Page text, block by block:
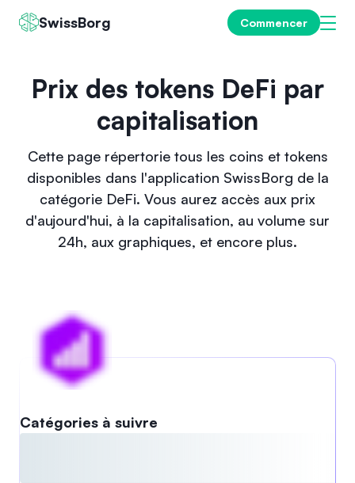
SwissBorg Commencer
Prix des tokens DeFi par
capitalisation
Cette page répertorie tous les coins et tokens
disponibles dans l'application SwissBorg de la
catégorie DeFi. Vous aurez accès aux prix
d'aujourd'hui, à la capitalisation, au volume sur
24h, aux graphiques, et encore plus.
Catégories à suivre